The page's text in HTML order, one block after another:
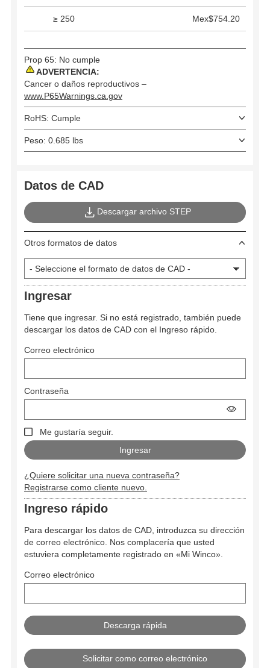
≥ 250 Mex$754.20
Prop 65: No cumple
ADVERTENCIA:
Cancer o daños reproductivos –
www.P65Warnings.ca.gov
RoHS: Cumple
Peso: 0.685 lbs
Datos de CAD
Descargar archivo STEP
Otros formatos de datos
Ingresar
Tiene que ingresar. Si no está registrado, también puede
descargar los datos de CAD con el Ingreso rápido.
Correo electrónico
Contraseña
Me gustaría seguir.
¿Quiere solicitar una nueva contraseña?
Registrarse como cliente nuevo.
Ingreso rápido
Para descargar los datos de CAD, introduzca su dirección
de correo electrónico. Nos complacería que usted
estuviera completamente registrado en «Mi Winco».
Correo electrónico
Solicitar como correo electrónico